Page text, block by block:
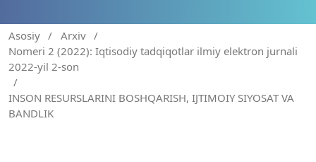
Asosiy / Arxiv /
Nomeri 2 (2022): Iqtisodiy tadqiqotlar ilmiy elektron jurnali
2022-yil 2-son
/
INSON RESURSLARINI BOSHQARISH, IJTIMOIY SIYOSAT VA
BANDLIK